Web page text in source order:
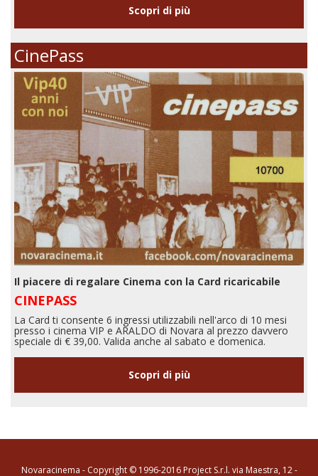
Scopri di più
CinePass
Il piacere di regalare Cinema con la Card ricaricabile
CINEPASS
La Card ti consente 6 ingressi utilizzabili nell'arco di 10 mesi
presso i cinema VIP e ARALDO di Novara al prezzo davvero
speciale di € 39,00. Valida anche al sabato e domenica.
Scopri di più
Novaracinema - Copyright © 1996-2016 Project S.r.l. via Maestra, 12 -